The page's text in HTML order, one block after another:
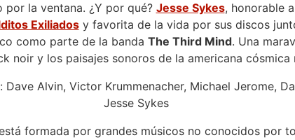
la ventana. ¿Y por qué? Jesse Sykes, honorable
Exiliadosy favorita de la vida por sus discos
como parte de la banda The Third Mind. Una
noir y los paisajes sonoros de la americana cósmica
formada por grandes músicos no conocidos por